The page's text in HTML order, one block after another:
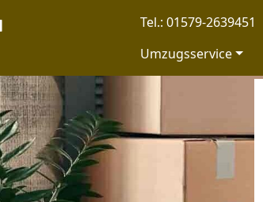
Tel.: 01579-2639451
Umzugsservice